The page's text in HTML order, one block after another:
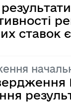
ставок